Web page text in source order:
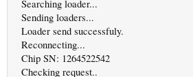
Searching loader...
Sending loaders...
Loader send successfuly.
Reconnecting...
Chip SN: 1264522542
Checking request..